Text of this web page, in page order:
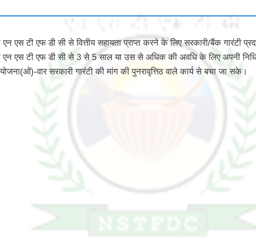
एस टी एफ डी सी से वित्तीय सहायता प्राप्त करने के लिए सरकारी/बैंक गारंटी
एस टी एफ डी सी से 3 से 5 साल या उस से अधिक की अवधि के लिए अपनी
वार सरकारी गारंटी की मांग की पुनरावृत्तिठ वाले कार्य से बचा जा सके।